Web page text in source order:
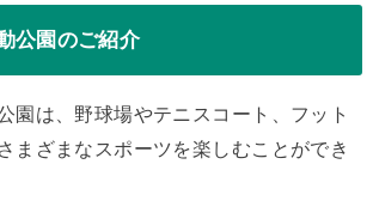
公園のご紹介
園は、野球場やテニスコート、フット
まざまなスポーツを楽しむことができ